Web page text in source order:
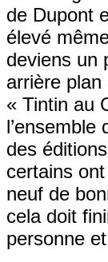
de Dupont
élevé
deviens un
arrière
« Tintin au
des
certains
neuf de
cela doit
personne